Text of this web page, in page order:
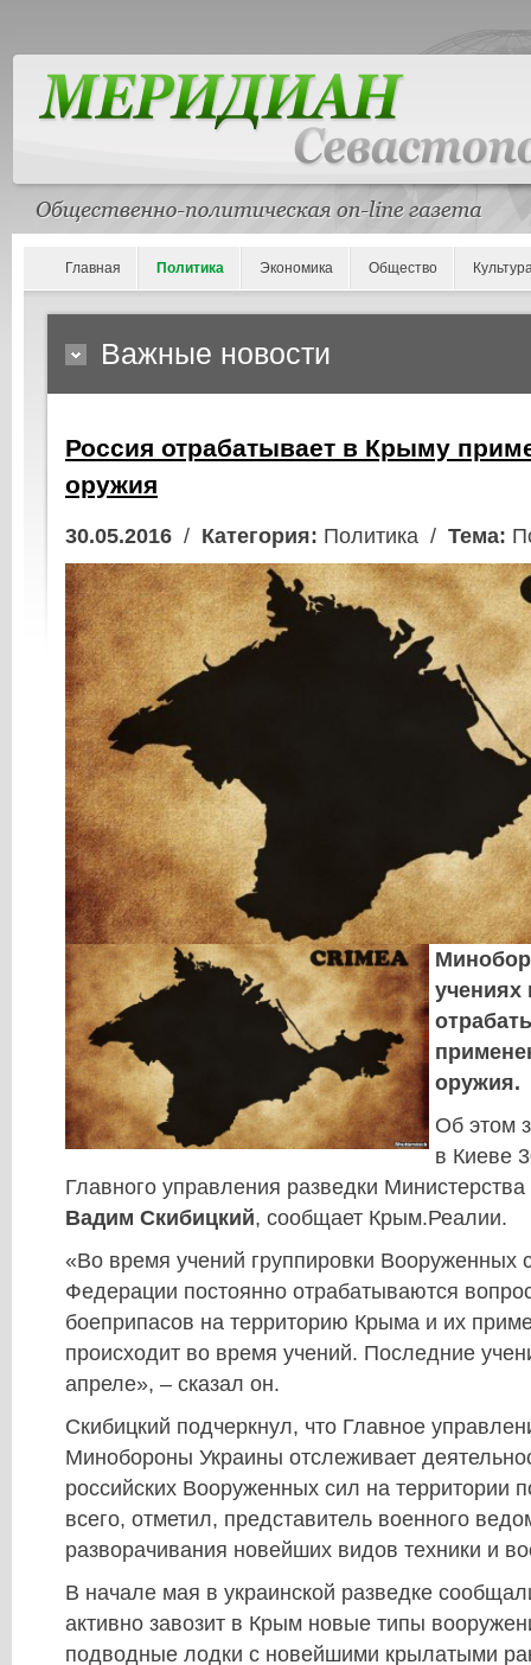
Главная Политика Экономика Общество
Важные новости
Россия отрабатывает в Крыму
оружия
30.05.2016 / Категория: Политика / Тема:
учениях
оружия.
Об этом
в Киеве
Главного управления разведки
Вадим Скибицкий, сообщает Крым.Реалии.
«Во время учений группировки Вооруженных
Федерации постоянно отрабатываются
боеприпасов на территорию Крыма и их
происходит во время учений. Последние
апреле», – сказал он.
Скибицкий подчеркнул, что Главное
Минобороны Украины отслеживает
российских Вооруженных сил на территории
всего, отметил, представитель военного
разворачивания новейших видов техники и
В начале мая в украинской разведке
активно завозит в Крым новые типы
подводные лодки с новейшими крылатыми